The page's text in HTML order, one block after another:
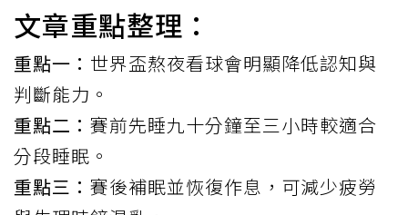
文章重點整理：
重點一： 世界盃熬夜看球會明顯降低認知與
判斷能力。
重點二： 賽前先睡九十分鐘至三小時較適合
分段睡眠。
重點三： 賽後補眠並恢復作息，可減少疲勞